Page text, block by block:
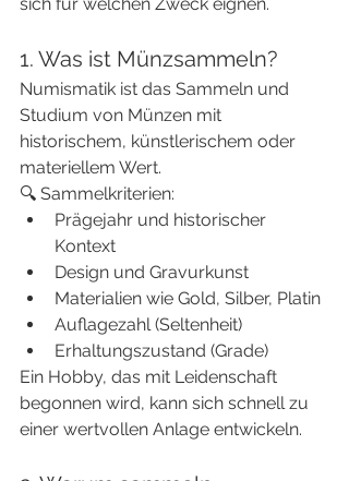
1. Was ist Münzsammeln?
Numismatik ist das Sammeln und
Studium von Münzen mit
historischem, künstlerischem oder
materiellem Wert.
🔍 Sammelkriterien:
Prägejahr und historischer
Kontext
Design und Gravurkunst
Materialien wie Gold, Silber, Platin
Auflagezahl (Seltenheit)
Erhaltungszustand (Grade)
Ein Hobby, das mit Leidenschaft
begonnen wird, kann sich schnell zu
einer wertvollen Anlage entwickeln.